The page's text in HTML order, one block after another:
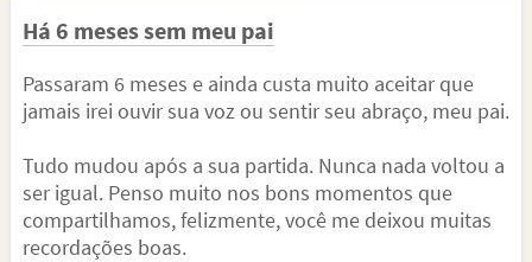
Há 6 meses sem meu pai
Passaram 6 meses e ainda custa muito aceitar que
jamais irei ouvir sua voz ou sentir seu abraço, meu pai.
Tudo mudou após a sua partida. Nunca nada voltou a
ser igual. Penso muito nos bons momentos que
compartilhamos, felizmente, você me deixou muitas
recordações boas.